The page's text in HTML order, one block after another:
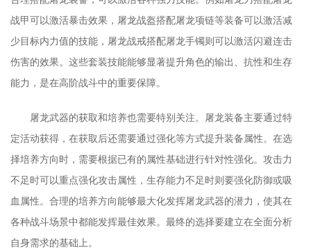
战甲可以激活暴击效果，屠龙战盔搭配屠龙项链等装备可以激活减
少目标内力值的技能，屠龙战戒搭配屠龙手镯则可以激活闪避连击
伤害的效果。这些套装技能能够显著提升角色的输出、抗性和生存
能力，是在高阶战斗中的重要保障。
屠龙武器的获取和培养也需要特别关注。屠龙装备主要通过特
定活动获得，在获取后还需要通过强化等方式提升装备属性。在选
择培养方向时，需要根据已有的属性基础进行针对性强化。攻击力
不足时可以重点强化攻击属性，生存能力不足时则要强化防御或吸
血属性。合理的培养方向能够最大化发挥屠龙武器的潜力，使其在
各种战斗场景中都能发挥最佳效果。最终的选择要建立在全面分析
自身需求的基础上。